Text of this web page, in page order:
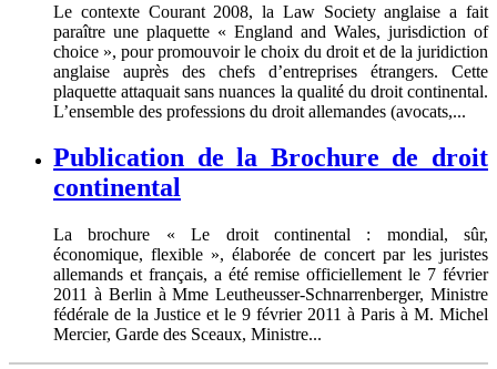
Le contexte Courant 2008, la Law Society anglaise a fait
paraître une plaquette « England and Wales, jurisdiction of
choice », pour promouvoir le choix du droit et de la juridiction
anglaise auprès des chefs d’entreprises étrangers. Cette
plaquette attaquait sans nuances la qualité du droit continental.
L’ensemble des professions du droit allemandes (avocats,...
Publication de la Brochure de droit
continental
La brochure « Le droit continental : mondial, sûr,
économique, flexible », élaborée de concert par les juristes
allemands et français, a été remise officiellement le 7 février
2011 à Berlin à Mme Leutheusser-Schnarrenberger, Ministre
fédérale de la Justice et le 9 février 2011 à Paris à M. Michel
Mercier, Garde des Sceaux, Ministre...